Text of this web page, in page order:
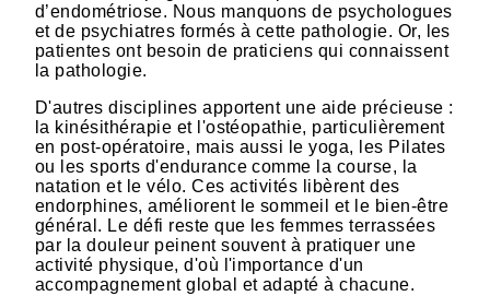
d’endométriose. Nous manquons de psychologues
et de psychiatres formés à cette pathologie. Or, les
patientes ont besoin de praticiens qui connaissent
la pathologie.
D'autres disciplines apportent une aide précieuse :
la kinésithérapie et l'ostéopathie, particulièrement
en post-opératoire, mais aussi le yoga, les Pilates
ou les sports d'endurance comme la course, la
natation et le vélo. Ces activités libèrent des
endorphines, améliorent le sommeil et le bien-être
général. Le défi reste que les femmes terrassées
par la douleur peinent souvent à pratiquer une
activité physique, d'où l'importance d'un
accompagnement global et adapté à chacune.